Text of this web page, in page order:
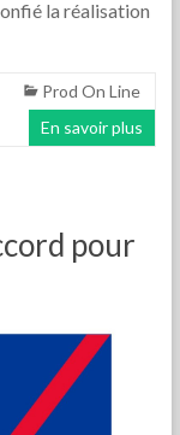
la réalisation
Prod On Line
En savoir plus
pour